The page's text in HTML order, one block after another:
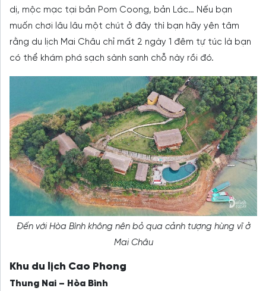
dị, mộc mạc tại bản Pom Coong, bản Lác… Nếu bạn
muốn chơi lâu lâu một chút ở đây thì bạn hãy yên tâm
rằng du lịch Mai Châu chỉ mất 2 ngày 1 đêm tự túc là bạn
có thể khám phá sạch sành sanh chỗ này rồi đó.
Đến với Hòa Bình không nên bỏ qua cảnh tượng hùng vĩ ở
Mai Châu
Khu du lịch Cao Phong
Thung Nai – Hòa Bình